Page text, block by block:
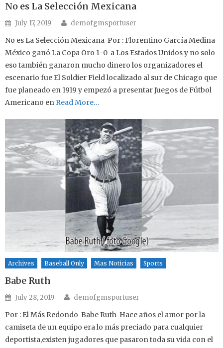
No es La Selección Mexicana
Posted on
July 17, 2019 Author
demofgmsportuser
No es La Selección Mexicana Por : Florentino García Medina
México ganó La Copa Oro 1-0 a Los Estados Unidos y no solo
eso también ganaron mucho dinero los organizadores el
escenario fue El Soldier Field localizado al sur de Chicago que
fue planeado en 1919 y empezó a presentar Juegos de Fútbol
Americano en Read More…
Archives Baseball Only Mas Noticias Sports
Babe Ruth
Posted on
July 28, 2019 Author
demofgmsportuser
Por : El Más Redondo Babe Ruth Hace años el amor por la
camiseta de un equipo era lo más preciado para cualquier
deportista,existen jugadores que pasaron toda su vida con el